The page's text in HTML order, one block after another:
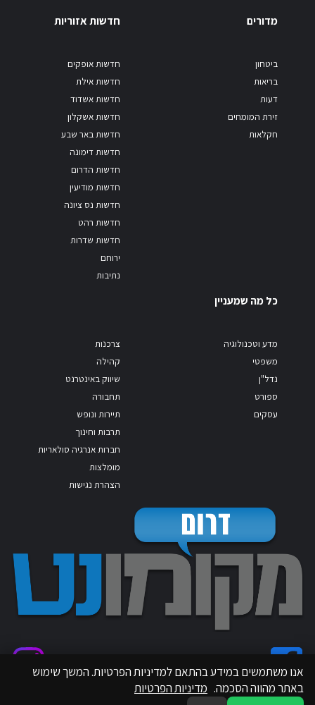
מדורים
ביטחון
בריאות
דעות
זירת המומחים
חקלאות
חדשות אזוריות
חדשות אופקים
חדשות אילת
חדשות אשדוד
חדשות אשקלון
חדשות באר שבע
חדשות דימונה
חדשות הדרום
חדשות מודיעין
חדשות נס ציונה
חדשות רהט
חדשות שדרות
ירוחם
נתיבות
כל מה שמעניין
מדע וטכנולוגיה
משפטי
נדל"ן
ספורט
עסקים
צרכנות
קהילה
שיווק באינטרנט
תחבורה
תיירות ונופש
תרבות וחינוך
חברות אנרגיה סולאריות
מומלצות
הצהרת נגישות
אנו משתמשים במידע בהתאם למדיניות הפרטיות. המשך שימוש
באתר מהווה הסכמה. מדיניות הפרטיות